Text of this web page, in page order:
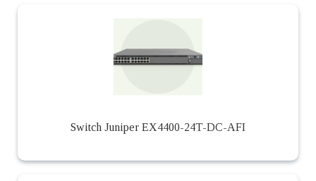
Switch Juniper EX4400-24T-DC-AFI